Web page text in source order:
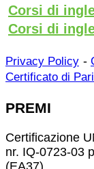
Corsi di
Corsi di
Privacy Policy -
Certificato di
PREMI
Certificazione
nr. IQ-0723-03
(EA37)